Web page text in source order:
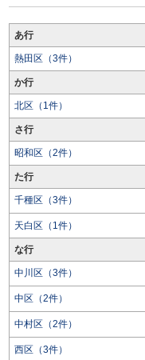
あ行
熱田区（3件）
か行
北区（1件）
さ行
昭和区（2件）
た行
千種区（3件）
天白区（1件）
な行
中川区（3件）
中区（2件）
中村区（2件）
西区（3件）